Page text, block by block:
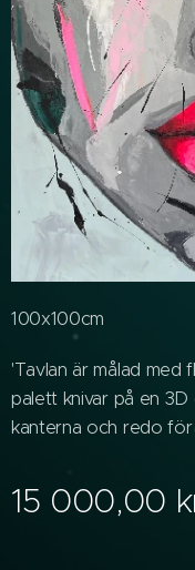
100x100cm
'Tavlan är målad med
palett knivar på en 3D
kanterna och redo för
15 000,00